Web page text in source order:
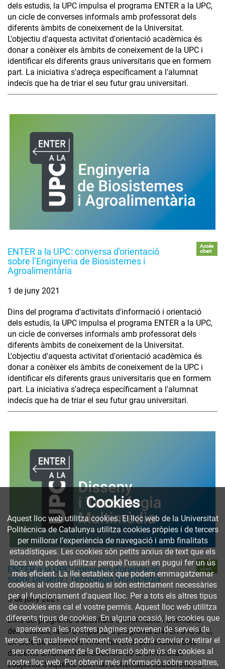
dels estudis, la UPC impulsa el programa ENTER a la UPC,
un cicle de converses informals amb professorat dels
diferents àmbits de coneixement de la Universitat.
L'objectiu d'aquesta activitat d'orientació acadèmica és
donar a conèixer els àmbits de coneixement de la UPC i
identificar els diferents graus universitaris que en formem
part. La iniciativa s'adreça específicament a l'alumnat
indecís que ha de triar el seu futur grau universitari.
ENTER a la UPC: conversa d'orientació
sobre l’Enginyeria de Biosistemes i
Agroalimentària
Accés
obert
1 de juny 2021
Dins del programa d'activitats d'informació i orientació
dels estudis, la UPC impulsa el programa ENTER a la UPC,
un cicle de converses informals amb professorat dels
diferents àmbits de coneixement de la Universitat.
L'objectiu d'aquesta activitat d'orientació acadèmica és
donar a conèixer els àmbits de coneixement de la UPC i
identificar els diferents graus universitaris que en formem
part. La iniciativa s'adreça específicament a l'alumnat
indecís que ha de triar el seu futur grau universitari.
ENTER a la UPC: conversa d'orientació
sobre Disseny i Tecnologia Multimèdia
Accés
obert
3 de juny 2021
Dins del programa d'activitats d'informació i orientació
dels estudis, la UPC impulsa el programa ENTER a la UPC,
un cicle de converses informals amb professorat dels
diferents àmbits de coneixement de la Universitat.
L'objectiu d'aquesta activitat d'orientació acadèmica és
Cookies
Aquest lloc web utilitza cookies. El lloc web de la Universitat
Politècnica de Catalunya utilitza cookies pròpies i de tercers
per millorar l’experiència de navegació i amb finalitats
estadístiques. Les cookies són petits arxius de text que els
llocs web poden utilitzar perquè l’usuari en pugui fer un ús
més eficient. La llei estableix que podem emmagatzemar
cookies al vostre dispositiu si són estrictament necessàries
per al funcionament d'aquest lloc. Per a tots els altres tipus
de cookies ens cal el vostre permís. Aquest lloc web utilitza
diferents tipus de cookies. En alguna ocasió, les cookies que
apareixen a les nostres pàgines provenen de serveis de
tercers. En qualsevol moment, vostè podrà canviar o retirar el
seu consentiment de la Declaració sobre ús de cookies al
nostre lloc web. Pot obtenir més informació sobre nosaltres,